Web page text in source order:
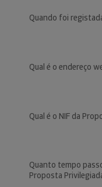
Quando foi
Qual é o endereço
Qual é o NIF da
Quanto tempo
Proposta